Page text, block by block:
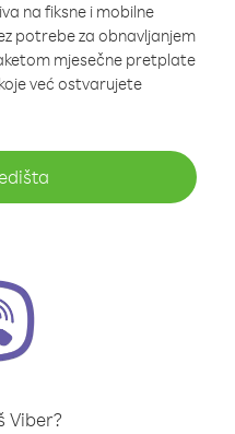
na fiksne i mobilne
potrebe za obnavljanjem
mjesečne pretplate
već ostvarujete
Viber?